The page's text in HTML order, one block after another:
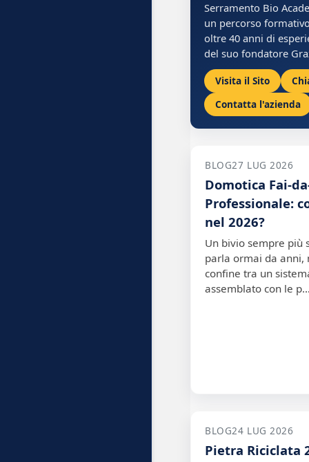
Serramento Bio
un percorso
oltre 40 anni di
del suo fondatore
Visita il Sito
Contatta l'azienda
BLOG27 LUG 2026
Domotica Fai-
Professionale:
nel 2026?
Un bivio sempre più
parla ormai da anni,
confine tra un
assemblato con le p…
BLOG24 LUG 2026
Pietra Riciclata